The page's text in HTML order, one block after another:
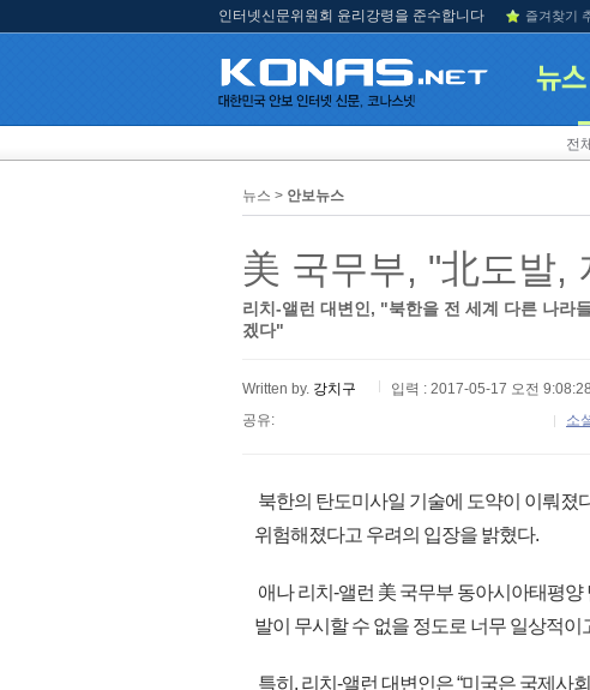
인터넷신문위원회 윤리강령을 준수합니다 즐겨찾기
전
뉴스 > 안보뉴스
美 국무부, "北도발,
리치-앨런 대변인, "북한을 전 세계 다른 나라
겠다"
Written by. 강치구
입력 : 2017-05-17 오전 9:08:28
공유:
소
북한의 탄도미사일 기술에 도약이 이뤄졌
위험해졌다고 우려의 입장을 밝혔다.
애나 리치-앨런 美 국무부 동아시아태평양
발이 무시할 수 없을 정도로 너무 일상적이
특히, 리치-앨런 대변인은 “미국은 국제사